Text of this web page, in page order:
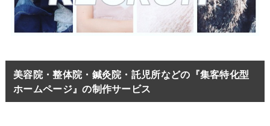
美容院・整体院・鍼灸院・託児所などの『集客特化型
ホームページ』の制作サービス